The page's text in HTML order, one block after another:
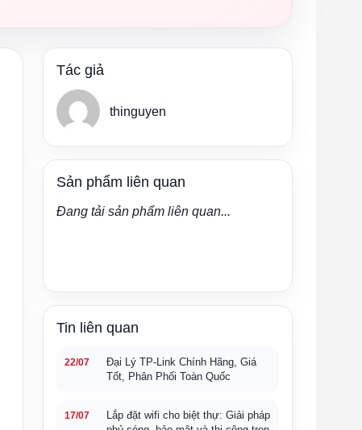
Tác giả
thinguyen
Sản phẩm liên quan
Đang tải sản phẩm liên quan...
Tin liên quan
22/07
Đại Lý TP-Link Chính Hãng, Giá
Tốt, Phân Phối Toàn Quốc
17/07
Lắp đặt wifi cho biệt thự: Giải pháp